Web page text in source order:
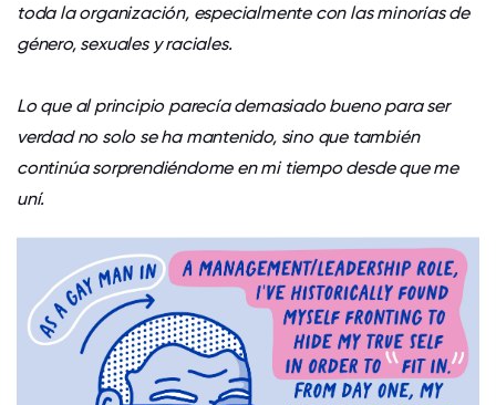
toda la organización, especialmente con las minorías de
género, sexuales y raciales.
Lo que al principio parecía demasiado bueno para ser
verdad no solo se ha mantenido, sino que también
continúa sorprendiéndome en mi tiempo desde que me
uní.